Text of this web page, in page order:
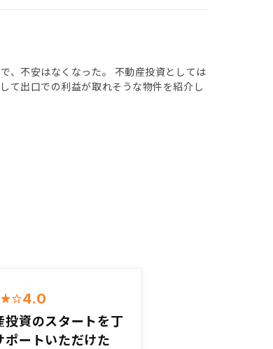
、不安はなくなった。 不動産投資としては
て出口での利益が取れそうな物件を紹介し
4.0
投資のスタートを丁
ポートいただけた